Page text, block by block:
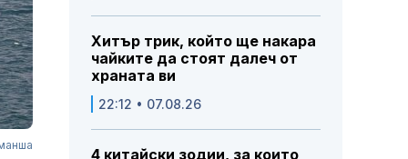
Хитър трик, който ще накара
чайките да стоят далеч от
храната ви
22:12 • 07.08.26
4 китайски зодии, за които